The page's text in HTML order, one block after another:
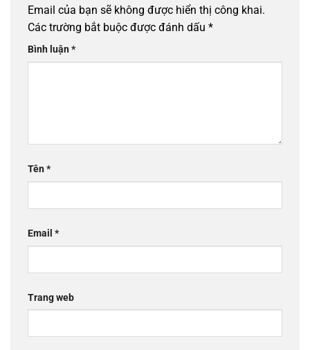
Email của bạn sẽ không được hiển thị công khai.
Các trường bắt buộc được đánh dấu *
Bình luận*
Tên*
Email *
Trang web